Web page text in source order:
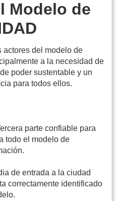
Modelo de
actores del modelo de
a la necesidad de
poder sustentable y un
para todos ellos.
parte confiable para
todo el modelo de
de entrada a la ciudad
correctamente identificado